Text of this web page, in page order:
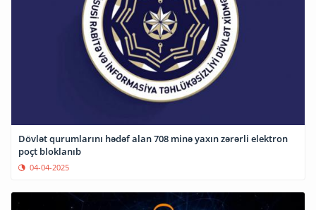
Dövlət qurumlarını hədəf alan 708 minə yaxın zərərli elektron
poçt bloklanıb
04-04-2025